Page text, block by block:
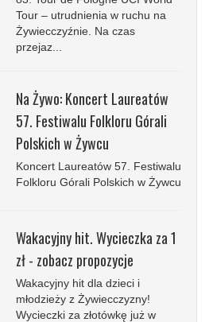
Tour – utrudnienia w ruchu na
Żywiecczyźnie. Na czas
przejaz...
Na Żywo: Koncert Laureatów
57. Festiwalu Folkloru Górali
Polskich w Żywcu
Koncert Laureatów 57. Festiwalu
Folkloru Górali Polskich w Żywcu
Wakacyjny hit. Wycieczka za 1
zł - zobacz propozycje
Wakacyjny hit dla dzieci i
młodzieży z Żywiecczyzny!
Wycieczki za złotówkę już w